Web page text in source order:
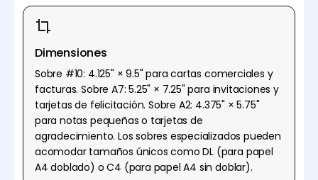
Dimensiones
Sobre #10: 4.125" × 9.5" para cartas comerciales y
facturas. Sobre A7: 5.25" × 7.25" para invitaciones y
tarjetas de felicitación. Sobre A2: 4.375" × 5.75"
para notas pequeñas o tarjetas de
agradecimiento. Los sobres especializados pueden
acomodar tamaños únicos como DL (para papel
A4 doblado) o C4 (para papel A4 sin doblar).